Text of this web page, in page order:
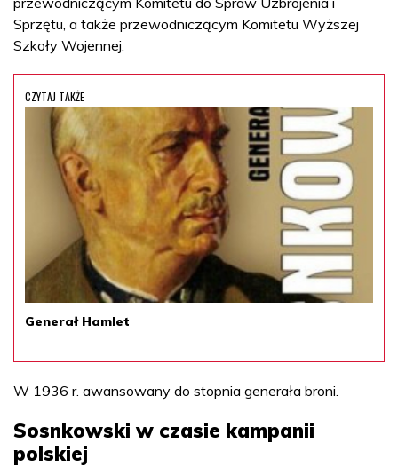
Sprzętu, a także przewodniczącym Komitetu Wyższej
Szkoły Wojennej.
CZYTAJ TAKŻE
Generał Hamlet
W 1936 r. awansowany do stopnia generała broni.
Sosnkowski w czasie kampanii
polskiej